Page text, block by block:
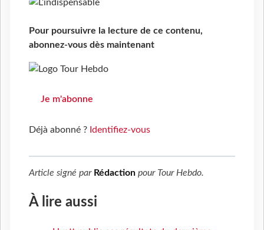
Pour poursuivre la lecture de ce contenu,
abonnez-vous dès maintenant
Je m'abonne
Déjà abonné ? Identifiez-vous
Article signé par Rédaction pour Tour Hebdo.
À lire aussi